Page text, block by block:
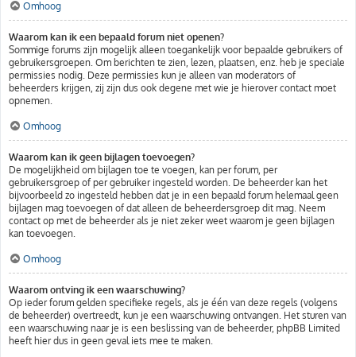
Omhoog
Waarom kan ik een bepaald forum niet openen?
Sommige forums zijn mogelijk alleen toegankelijk voor bepaalde gebruikers of
gebruikersgroepen. Om berichten te zien, lezen, plaatsen, enz. heb je speciale
permissies nodig. Deze permissies kun je alleen van moderators of
beheerders krijgen, zij zijn dus ook degene met wie je hierover contact moet
opnemen.
Omhoog
Waarom kan ik geen bijlagen toevoegen?
De mogelijkheid om bijlagen toe te voegen, kan per forum, per
gebruikersgroep of per gebruiker ingesteld worden. De beheerder kan het
bijvoorbeeld zo ingesteld hebben dat je in een bepaald forum helemaal geen
bijlagen mag toevoegen of dat alleen de beheerdersgroep dit mag. Neem
contact op met de beheerder als je niet zeker weet waarom je geen bijlagen
kan toevoegen.
Omhoog
Waarom ontving ik een waarschuwing?
Op ieder forum gelden specifieke regels, als je één van deze regels (volgens
de beheerder) overtreedt, kun je een waarschuwing ontvangen. Het sturen van
een waarschuwing naar je is een beslissing van de beheerder, phpBB Limited
heeft hier dus in geen geval iets mee te maken.